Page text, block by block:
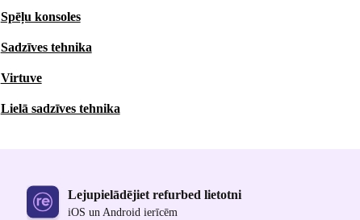
Spēļu konsoles
Sadzīves tehnika
Virtuve
Lielā sadzīves tehnika
Lejupielādējiet refurbed lietotni
iOS un Android ierīcēm